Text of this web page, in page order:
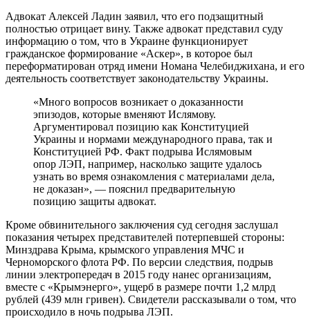
Адвокат Алексей Ладин заявил, что его подзащитный
полностью отрицает вину. Также адвокат представил суду
информацию о том, что в Украине функционирует
гражданское формирование «Аскер», в которое был
переформатирован отряд имени Номана Челебиджихана, и его
деятельность соответствует законодательству Украины.
«Много вопросов возникает о доказанности
эпизодов, которые вменяют Ислямову.
Аргументировал позицию как Конституцией
Украины и нормами международного права, так и
Конституцией РФ. Факт подрыва Ислямовым
опор ЛЭП, например, насколько защите удалось
узнать во время ознакомления с материалами дела,
не доказан», — пояснил предварительную
позицию защиты адвокат.
Кроме обвинительного заключения суд сегодня заслушал
показания четырех представителей потерпевшей стороны:
Минздрава Крыма, крымского управления МЧС и
Черноморского флота РФ. По версии следствия, подрыв
линии электропередач в 2015 году нанес организациям,
вместе с «Крымэнерго», ущерб в размере почти 1,2 млрд
рублей (439 млн гривен). Свидетели рассказывали о том, что
происходило в ночь подрыва ЛЭП.